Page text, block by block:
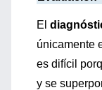
El
únicamente
es difícil
y se